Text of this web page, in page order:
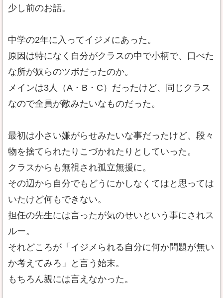
少し前のお話。
中学の2年に入ってイジメにあった。
原因は特になく自分がクラスの中で小柄で、口べた
な所が奴らのツボだったのか。
メインは3人（A・B・C）だったけど、同じクラス
なので全員が敵みたいなものだった。
最初は小さい嫌がらせみたいな事だったけど、段々
物を捨てられたりこづかれたりとしていった。
クラスからも無視され孤立無援に。
その辺から自分でもどうにかしなくてはと思っては
いたけど何もできない。
担任の先生には言ったが気のせいという事にされス
ルー。
それどころが「イジメられる自分に何か問題が無い
か考えてみろ」と言う始末。
もちろん親には言えなかった。